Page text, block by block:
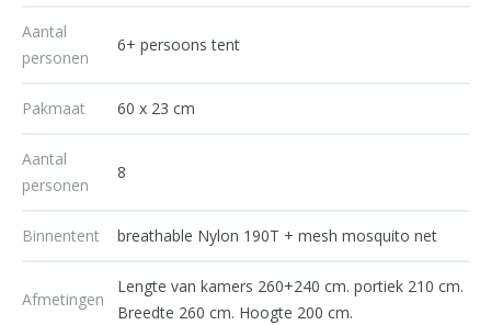
Aantal
personen
6+ persoons tent
Pakmaat 60 x 23 cm
Aantal
personen
8
Binnentent breathable Nylon 190T + mesh mosquito net
Afmetingen
Lengte van kamers 260+240 cm. portiek 210 cm.
Breedte 260 cm. Hoogte 200 cm.